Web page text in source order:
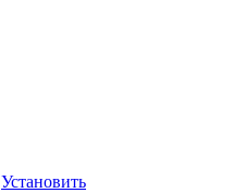
Установить